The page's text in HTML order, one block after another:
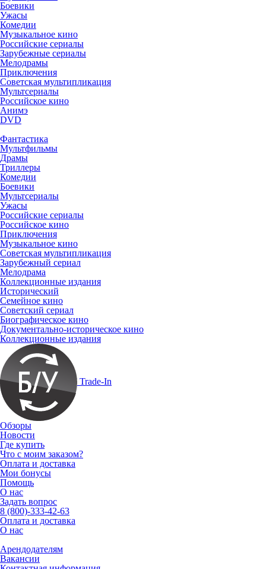
Боевики
Ужасы
Комедии
Музыкальное кино
Российские сериалы
Зарубежные сериалы
Мелодрамы
Приключения
Советская мультипликация
Мультсериалы
Российское кино
Анимэ
DVD
Фантастика
Мультфильмы
Драмы
Триллеры
Комедии
Боевики
Мультсериалы
Ужасы
Российские сериалы
Российское кино
Приключения
Музыкальное кино
Советская мультипликация
Зарубежный сериал
Мелодрама
Коллекционные издания
Исторический
Семейное кино
Советский сериал
Биографическое кино
Документально-историческое кино
Коллекционные издания
Trade-In
Обзоры
Новости
Где купить
Что с моим заказом?
Оплата и доставка
Мои бонусы
Помощь
О нас
Задать вопрос
8 (800)-333-42-63
Оплата и доставка
О нас
Арендодателям
Вакансии